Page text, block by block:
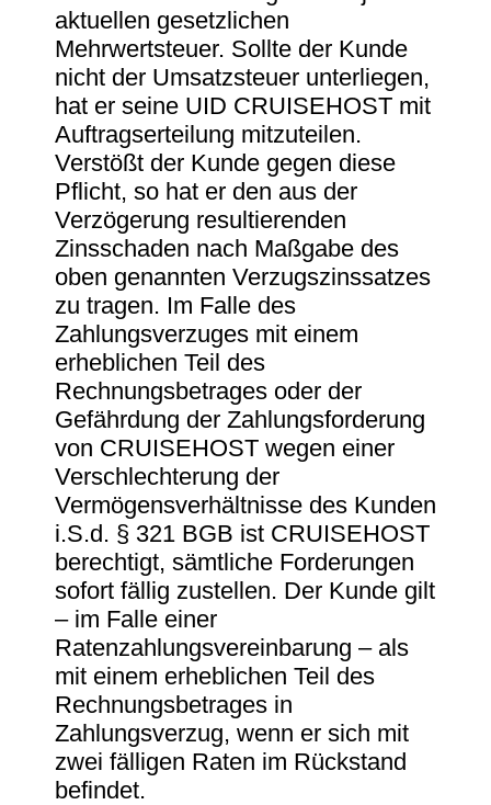
aktuellen gesetzlichen
Mehrwertsteuer. Sollte der Kunde
nicht der Umsatzsteuer unterliegen,
hat er seine UID CRUISEHOST mit
Auftragserteilung mitzuteilen.
Verstößt der Kunde gegen diese
Pflicht, so hat er den aus der
Verzögerung resultierenden
Zinsschaden nach Maßgabe des
oben genannten Verzugszinssatzes
zu tragen. Im Falle des
Zahlungsverzuges mit einem
erheblichen Teil des
Rechnungsbetrages oder der
Gefährdung der Zahlungsforderung
von CRUISEHOST wegen einer
Verschlechterung der
Vermögensverhältnisse des Kunden
i.S.d. § 321 BGB ist CRUISEHOST
berechtigt, sämtliche Forderungen
sofort fällig zustellen. Der Kunde gilt
– im Falle einer
Ratenzahlungsvereinbarung – als
mit einem erheblichen Teil des
Rechnungsbetrages in
Zahlungsverzug, wenn er sich mit
zwei fälligen Raten im Rückstand
befindet.